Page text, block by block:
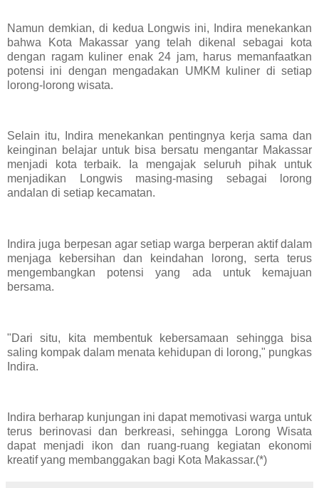
Namun demkian, di kedua Longwis ini, Indira menekankan
bahwa Kota Makassar yang telah dikenal sebagai kota
dengan ragam kuliner enak 24 jam, harus memanfaatkan
potensi ini dengan mengadakan UMKM kuliner di setiap
lorong-lorong wisata.
Selain itu, Indira menekankan pentingnya kerja sama dan
keinginan belajar untuk bisa bersatu mengantar Makassar
menjadi kota terbaik. Ia mengajak seluruh pihak untuk
menjadikan Longwis masing-masing sebagai lorong
andalan di setiap kecamatan.
Indira juga berpesan agar setiap warga berperan aktif dalam
menjaga kebersihan dan keindahan lorong, serta terus
mengembangkan potensi yang ada untuk kemajuan
bersama.
"Dari situ, kita membentuk kebersamaan sehingga bisa
saling kompak dalam menata kehidupan di lorong," pungkas
Indira.
Indira berharap kunjungan ini dapat memotivasi warga untuk
terus berinovasi dan berkreasi, sehingga Lorong Wisata
dapat menjadi ikon dan ruang-ruang kegiatan ekonomi
kreatif yang membanggakan bagi Kota Makassar.(*)